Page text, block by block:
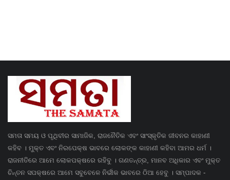
ସମତା ସମୟ ଓ ପୃଥିବୀର ସାମାଜିକ, ରାଜନୈତିକ ଏବଂ ସାଂସ୍କୃତିକ ଜୀବନର କାହାଣୀ
କହିବ । ମୁକ୍ତ ଏବଂ ନିରପେକ୍ଷ ଭାବରେ ଲୋକଙ୍କ କାହାଣୀ କହିବା ଆମର ଧର୍ମ ।
ରାଜନୀତିରେ ଆମେ ଲୋକପକ୍ଷରେ ରହିବୁ । ଗଣତନ୍ତ୍ର, ମାନବ ଅଧିକାର ଏବଂ ମୁକ୍ତ
ଚିନ୍ତନ ସପକ୍ଷରେ ଆମେ ସବୁବେଳେ ନିର୍ଭୀକ ଭାବରେ ଠିଆ ହେବୁ । ସମ୍ପାଦକ -